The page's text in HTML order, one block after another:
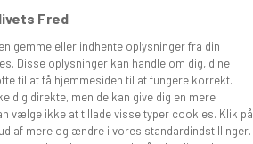
Fred
gemme eller indhente oplysninger fra din
Disse oplysninger kan handle om dig, dine
til at få hjemmesiden til at fungere korrekt.
dig direkte, men de kan give dig en mere
vælge ikke at tillade visse typer cookies. Klik på
af mere og ændre i vores standardindstillinger.